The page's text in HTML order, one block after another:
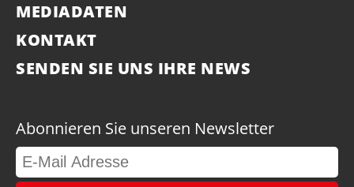
MEDIADATEN
KONTAKT
SENDEN SIE UNS IHRE NEWS
Abonnieren Sie unseren Newsletter